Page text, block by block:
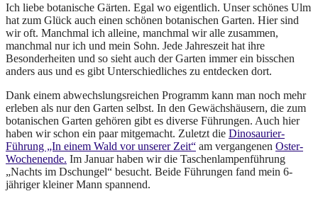
Ich liebe botanische Gärten. Egal wo eigentlich. Unser schönes Ulm
hat zum Glück auch einen schönen botanischen Garten. Hier sind
wir oft. Manchmal ich alleine, manchmal wir alle zusammen,
manchmal nur ich und mein Sohn. Jede Jahreszeit hat ihre
Besonderheiten und so sieht auch der Garten immer ein bisschen
anders aus und es gibt Unterschiedliches zu entdecken dort.
Dank einem abwechslungsreichen Programm kann man noch mehr
erleben als nur den Garten selbst. In den Gewächshäusern, die zum
botanischen Garten gehören gibt es diverse Führungen. Auch hier
haben wir schon ein paar mitgemacht. Zuletzt die Dinosaurier-
Führung „In einem Wald vor unserer Zeit“ am vergangenen Oster-
Wochenende. Im Januar haben wir die Taschenlampenführung
„Nachts im Dschungel“ besucht. Beide Führungen fand mein 6-
jähriger kleiner Mann spannend.